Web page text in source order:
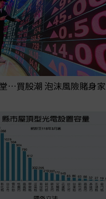
…買股潮 泡沫風險賭身家